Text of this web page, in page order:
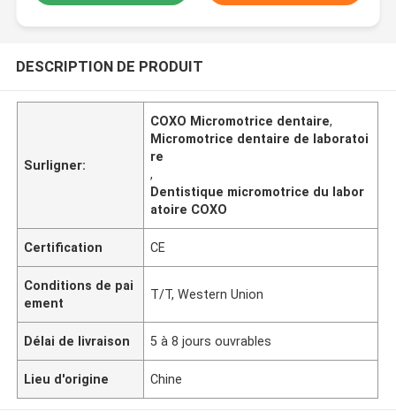
DESCRIPTION DE PRODUIT
Surligner:
COXO Micromotrice dentaire,
Micromotrice dentaire de laboratoi
re
,
Dentistique micromotrice du labor
atoire COXO
Certification CE
Conditions de pai
ement
T/T, Western Union
Délai de livraison 5 à 8 jours ouvrables
Lieu d'origine Chine